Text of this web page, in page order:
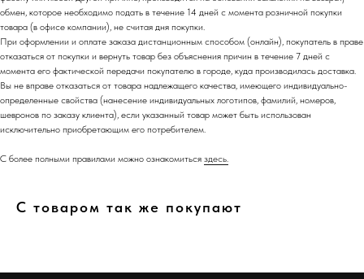
обмен, которое необходимо подать в течение 14 дней с момента розничной покупки
товара (в офисе компании), не считая дня покупки.
При оформлении и оплате заказа дистанционным способом (онлайн), покупатель в праве
отказаться от покупки и вернуть товар без объяснения причин в течение 7 дней с
момента его фактической передачи покупателю в городе, куда производилась доставка.
Вы не вправе отказаться от товара надлежащего качества, имеющего индивидуально-
определенные свойства (нанесение индивидуальных логотипов, фамилий, номеров,
шевронов по заказу клиента), если указанный товар может быть использован
исключительно приобретающим его потребителем.
С более полными правилами можно ознакомиться здесь.
С товаром так же покупают